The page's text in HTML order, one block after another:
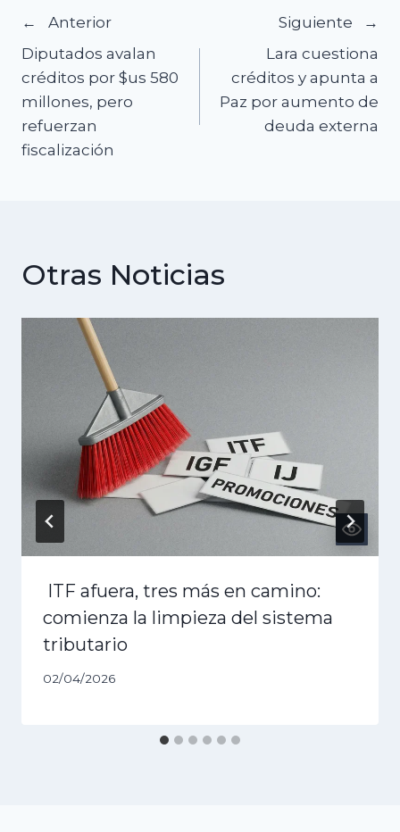
Navegación
de
entradas
Anterior
Diputados avalan
créditos por $us 580
millones, pero
refuerzan
fiscalización
Siguiente
Lara cuestiona
créditos y apunta a
Paz por aumento de
deuda externa
Otras Noticias
ITF afuera, tres más en camino:
comienza la limpieza del sistema
tributario
02/04/2026